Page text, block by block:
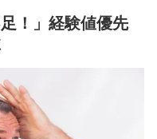
！」経験値優先